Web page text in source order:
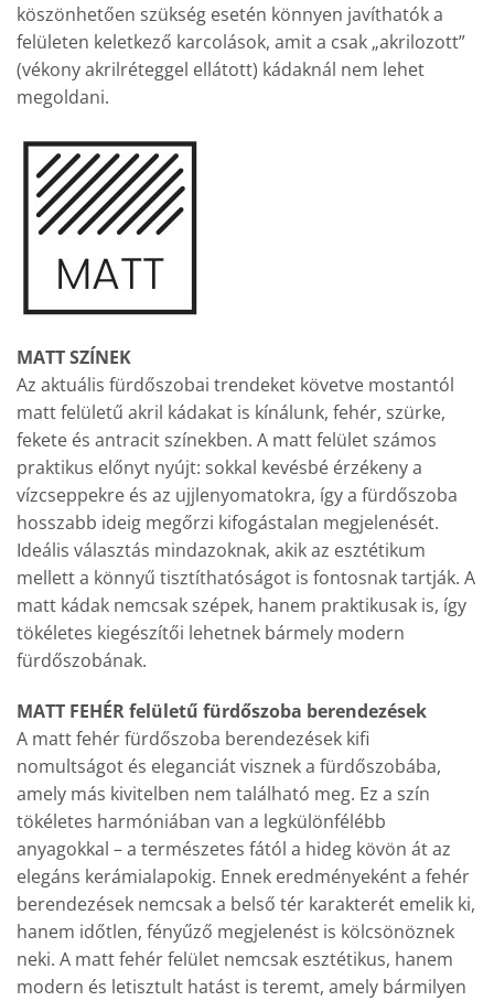
köszönhetően szükség esetén könnyen javíthatók a
felületen keletkező karcolások, amit a csak „akrilozott”
(vékony akrilréteggel ellátott) kádaknál nem lehet
megoldani.
MATT SZÍNEK
Az aktuális fürdőszobai trendeket követve mostantól
matt felületű akril kádakat is kínálunk, fehér, szürke,
fekete és antracit színekben. A matt felület számos
praktikus előnyt nyújt: sokkal kevésbé érzékeny a
vízcseppekre és az ujjlenyomatokra, így a fürdőszoba
hosszabb ideig megőrzi kifogástalan megjelenését.
Ideális választás mindazoknak, akik az esztétikum
mellett a könnyű tisztíthatóságot is fontosnak tartják. A
matt kádak nemcsak szépek, hanem praktikusak is, így
tökéletes kiegészítői lehetnek bármely modern
fürdőszobának.
MATT FEHÉR felületű fürdőszoba berendezések
A matt fehér fürdőszoba berendezések kifi
nomultságot és eleganciát visznek a fürdőszobába,
amely más kivitelben nem található meg. Ez a szín
tökéletes harmóniában van a legkülönfélébb
anyagokkal – a természetes fától a hideg kövön át az
elegáns kerámialapokig. Ennek eredményeként a fehér
berendezések nemcsak a belső tér karakterét emelik ki,
hanem időtlen, fényűző megjelenést is kölcsönöznek
neki. A matt fehér felület nemcsak esztétikus, hanem
modern és letisztult hatást is teremt, amely bármilyen